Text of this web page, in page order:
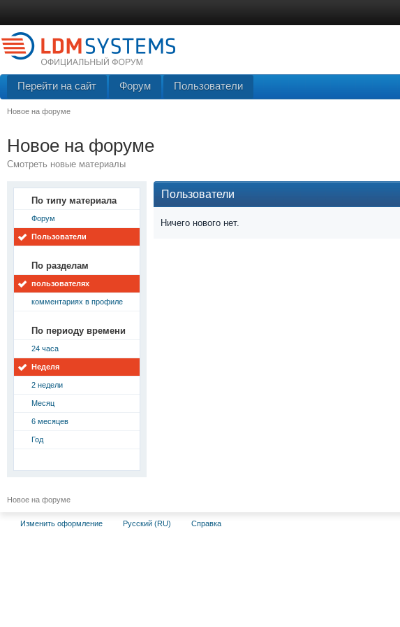
Перейти на сайт Форум Пользователи
Новое на форуме
Новое на форуме
Смотреть новые материалы
По типу материала
Форум
Пользователи
По разделам
пользователях
комментариях в профиле
По периоду времени
24 часа
Неделя
2 недели
Месяц
6 месяцев
Год
Пользователи
Ничего нового нет.
Новое на форуме
Изменить оформление Русский (RU) Справка